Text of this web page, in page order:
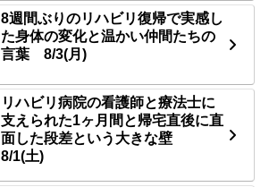
8週間ぶりのリハビリ復帰で実感し
た身体の変化と温かい仲間たちの
言葉 8/3(月)
リハビリ病院の看護師と療法士に
支えられた1ヶ月間と帰宅直後に直
面した段差という大きな壁
8/1(土)